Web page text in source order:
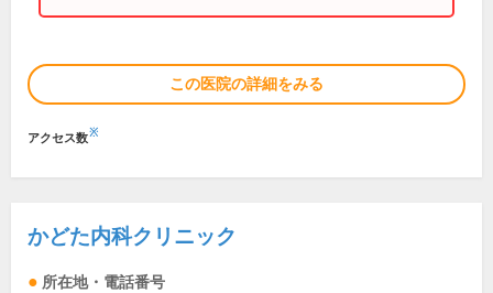
この医院の詳細をみる
アクセス数※
かどた内科クリニック
所在地・電話番号